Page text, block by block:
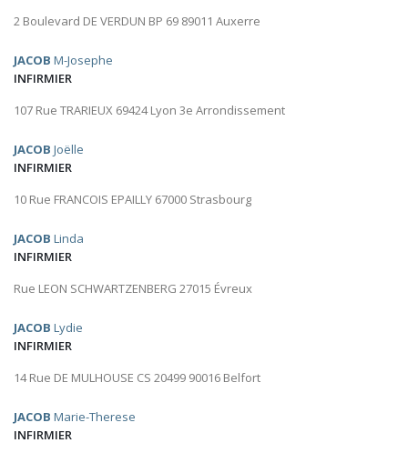
2 Boulevard DE VERDUN BP 69 89011 Auxerre
JACOB M-Josephe
INFIRMIER
107 Rue TRARIEUX 69424 Lyon 3e Arrondissement
JACOB Joëlle
INFIRMIER
10 Rue FRANCOIS EPAILLY 67000 Strasbourg
JACOB Linda
INFIRMIER
Rue LEON SCHWARTZENBERG 27015 Évreux
JACOB Lydie
INFIRMIER
14 Rue DE MULHOUSE CS 20499 90016 Belfort
JACOB Marie-Therese
INFIRMIER